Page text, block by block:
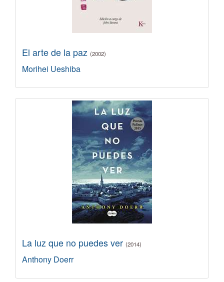
El arte de la paz (2002)
Morihei Ueshiba
La luz que no puedes ver (2014)
Anthony Doerr